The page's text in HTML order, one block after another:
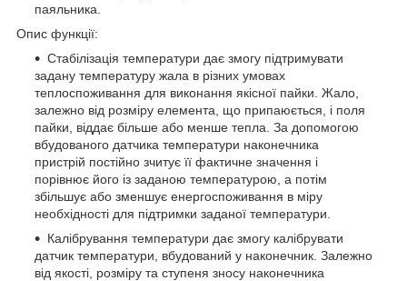
паяльника.
Опис функції:
Стабілізація температури дає змогу підтримувати
задану температуру жала в різних умовах
теплоспоживання для виконання якісної пайки. Жало,
залежно від розміру елемента, що припаюється, і поля
пайки, віддає більше або менше тепла. За допомогою
вбудованого датчика температури наконечника
пристрій постійно зчитує її фактичне значення і
порівнює його із заданою температурою, а потім
збільшує або зменшує енергоспоживання в міру
необхідності для підтримки заданої температури.
Калібрування температури дає змогу калібрувати
датчик температури, вбудований у наконечник. Залежно
від якості, розміру та ступеня зносу наконечника